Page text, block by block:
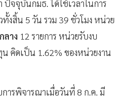
จจุบันกมธ. ได้ใช้เวลาในการ
งสิ้น 5 วัน รวม 39 ชั่วโมง หน่วย
ลาง 12 รายการ หน่วยรับงบ
คิดเป็น 1.62% ของหน่วยงาน
การพิจารณาเมื่อวันที่ 8 ก.ค. มี